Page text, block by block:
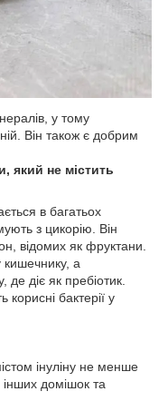
у тому
Він також є добрим
який не містить
в багатьох
з цикорію. Він
відомих як фруктани.
кишечнику, а
діє як пребіотик.
бактерії у
інуліну не менше
домішок та